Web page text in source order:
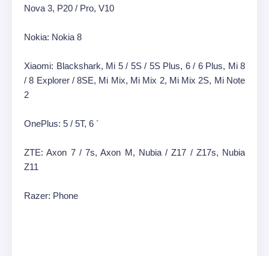
Nova 3, P20 / Pro, V10
Nokia: Nokia 8
Xiaomi: Blackshark, Mi 5 / 5S / 5S Plus, 6 / 6 Plus, Mi 8
/ 8 Explorer / 8SE, Mi Mix, Mi Mix 2, Mi Mix 2S, Mi Note
2
OnePlus: 5 / 5T, 6 ´
ZTE: Axon 7 / 7s, Axon M, Nubia / Z17 / Z17s, Nubia
Z11
Razer: Phone